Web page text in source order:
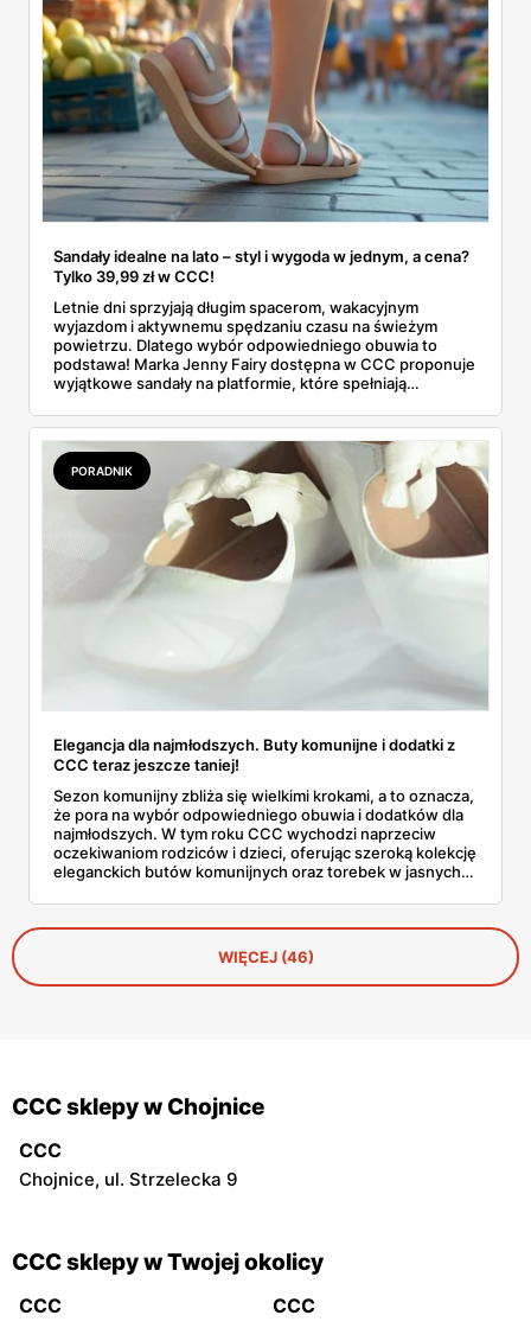
Sandały idealne na lato – styl i wygoda w jednym, a cena?
Tylko 39,99 zł w CCC!
Letnie dni sprzyjają długim spacerom, wakacyjnym
wyjazdom i aktywnemu spędzaniu czasu na świeżym
powietrzu. Dlatego wybór odpowiedniego obuwia to
podstawa! Marka Jenny Fairy dostępna w CCC proponuje
wyjątkowe sandały na platformie, które spełniają
modne i... niezwykle przystępne cenowo.
PORADNIK
Elegancja dla najmłodszych. Buty komunijne i dodatki z
CCC teraz jeszcze taniej!
Sezon komunijny zbliża się wielkimi krokami, a to oznacza,
że pora na wybór odpowiedniego obuwia i dodatków dla
najmłodszych. W tym roku CCC wychodzi naprzeciw
oczekiwaniom rodziców i dzieci, oferując szeroką kolekcję
eleganckich butów komunijnych oraz torebek w jasnych,
ALL20 można zyskać 20 zł zniżki!
WIĘCEJ (46)
CCC sklepy w Chojnice
CCC
Chojnice, ul. Strzelecka 9
CCC sklepy w Twojej okolicy
CCC CCC